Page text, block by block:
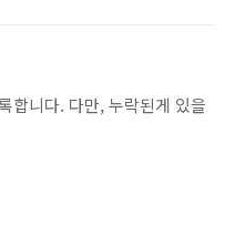
합니다. 다만, 누락된게 있을